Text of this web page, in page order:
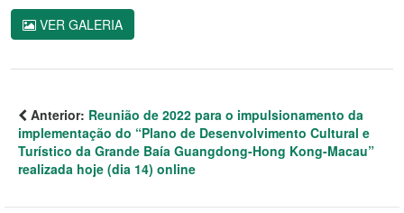
VER GALERIA
Anterior: Reunião de 2022 para o impulsionamento da
implementação do “Plano de Desenvolvimento Cultural e
Turístico da Grande Baía Guangdong-Hong Kong-Macau”
realizada hoje (dia 14) online